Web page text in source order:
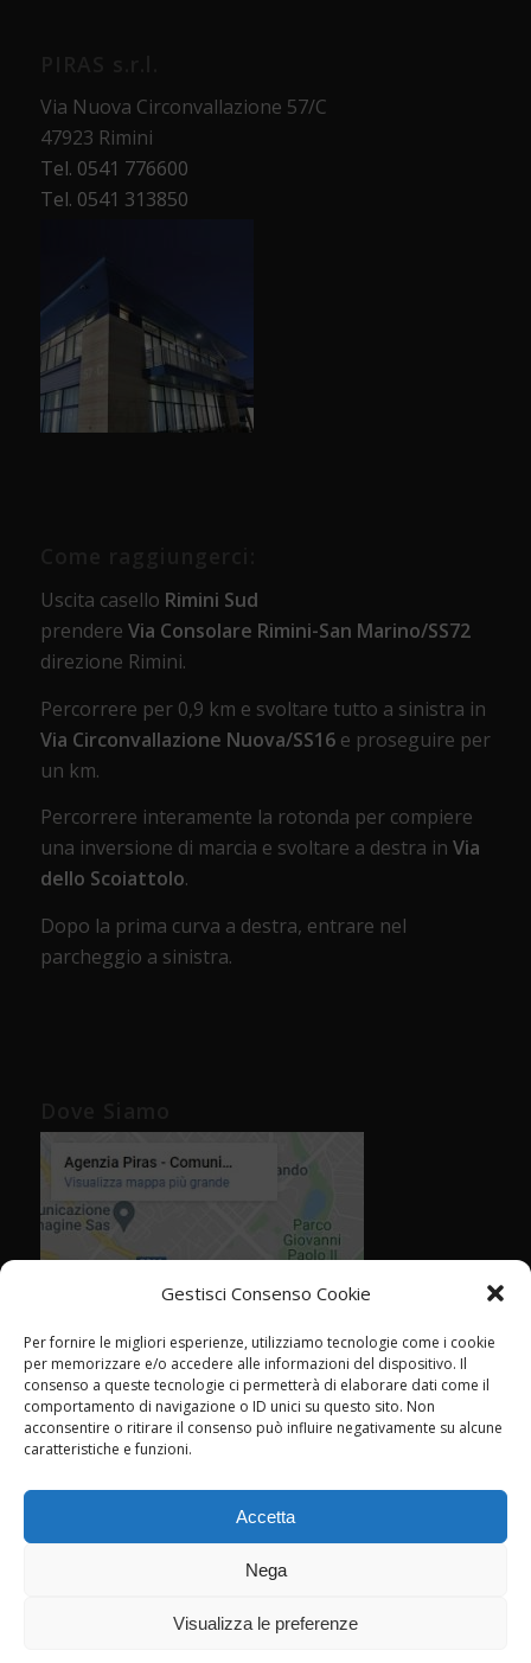
Gestisci Consenso Cookie
Per fornire le migliori esperienze, utilizziamo tecnologie come i cookie
per memorizzare e/o accedere alle informazioni del dispositivo. Il
consenso a queste tecnologie ci permetterà di elaborare dati come il
comportamento di navigazione o ID unici su questo sito. Non
acconsentire o ritirare il consenso può influire negativamente su alcune
caratteristiche e funzioni.
Accetta
Nega
Visualizza le preferenze
Via Nuova Circonvallazione 57/C
47923 Rimini
Tel. 0541 776600
Tel. 0541 313850
Uscita casello Rimini Sud
prendere Via Consolare Rimini-San Marino/SS72
direzione Rimini.
Percorrere per 0,9 km e svoltare tutto a sinistra in
Via Circonvallazione Nuova/SS16e proseguire per
un km.
Percorrere interamente la rotonda per compiere
una inversione di marcia e svoltare a destra in Via
dello Scoiattolo.
Dopo la prima curva a destra, entrare nel
parcheggio a sinistra.
© Agenzia Piras - Rimini - CF P.IVA 02358760409 -